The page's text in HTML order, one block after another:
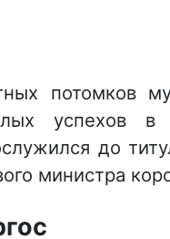
потомков
успехов в
до
министра